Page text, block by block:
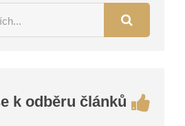
k odběru článků